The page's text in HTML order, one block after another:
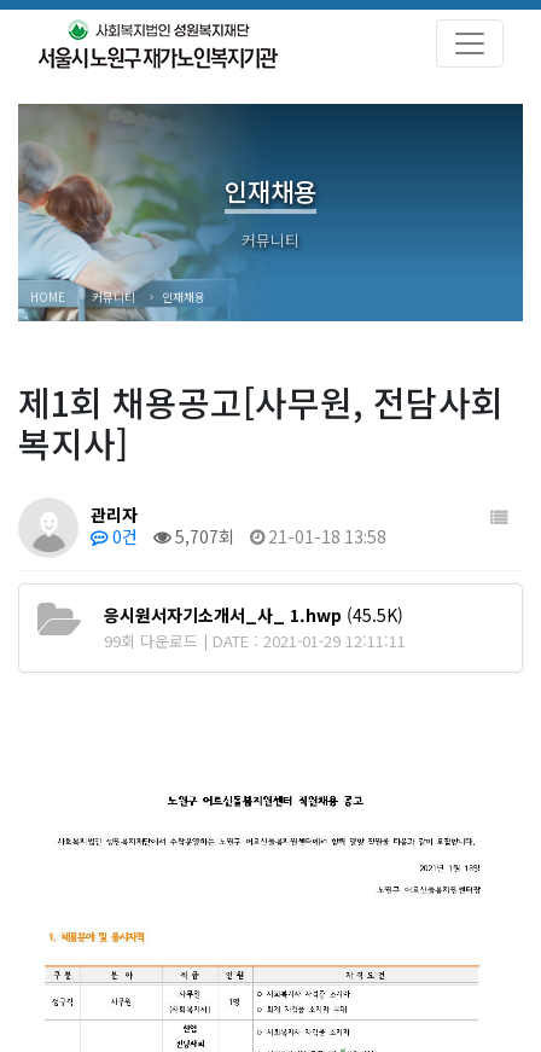
인재채용
HOME 커뮤니티 인재채용
제1회 채용공고[사무원, 전담사회
복지사]
관리자
0건
5,707회 21-01-18 13:58
응시원서자기소개서_사_ 1.hwp (45.5K)
99회 다운로드 | DATE : 2021-01-29 12:11:11